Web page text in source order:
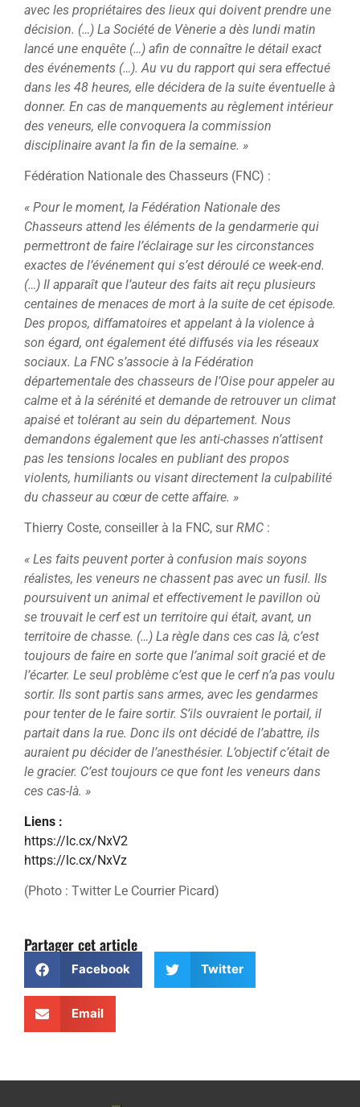
avec les propriétaires des lieux qui doivent prendre une
décision. (…) La Société de Vènerie a dès lundi matin
lancé une enquête (…) afin de connaître le détail exact
des événements (…). Au vu du rapport qui sera effectué
dans les 48 heures, elle décidera de la suite éventuelle à
donner. En cas de manquements au règlement intérieur
des veneurs, elle convoquera la commission
disciplinaire avant la fin de la semaine. »
Fédération Nationale des Chasseurs (FNC) :
« Pour le moment, la Fédération Nationale des
Chasseurs attend les éléments de la gendarmerie qui
permettront de faire l’éclairage sur les circonstances
exactes de l’événement qui s’est déroulé ce week-end.
(…) Il apparaît que l’auteur des faits ait reçu plusieurs
centaines de menaces de mort à la suite de cet épisode.
Des propos, diffamatoires et appelant à la violence à
son égard, ont également été diffusés via les réseaux
sociaux. La FNC s’associe à la Fédération
départementale des chasseurs de l’Oise pour appeler au
calme et à la sérénité et demande de retrouver un climat
apaisé et tolérant au sein du département. Nous
demandons également que les anti-chasses n’attisent
pas les tensions locales en publiant des propos
violents, humiliants ou visant directement la culpabilité
du chasseur au cœur de cette affaire. »
Thierry Coste, conseiller à la FNC, surRMC :
« Les faits peuvent porter à confusion mais soyons
réalistes, les veneurs ne chassent pas avec un fusil. Ils
poursuivent un animal et effectivement le pavillon où
se trouvait le cerf est un territoire qui était, avant, un
territoire de chasse. (…) La règle dans ces cas là, c’est
toujours de faire en sorte que l’animal soit gracié et de
l’écarter. Le seul problème c’est que le cerf n’a pas voulu
sortir. Ils sont partis sans armes, avec les gendarmes
pour tenter de le faire sortir. S’ils ouvraient le portail, il
partait dans la rue. Donc ils ont décidé de l’abattre, ils
auraient pu décider de l’anesthésier. L’objectif c’était de
le gracier. C’est toujours ce que font les veneurs dans
ces cas-là. »
Liens :
https://lc.cx/NxV2
https://lc.cx/NxVz
(Photo : Twitter Le Courrier Picard)
Partager cet article
Facebook Twitter
Email